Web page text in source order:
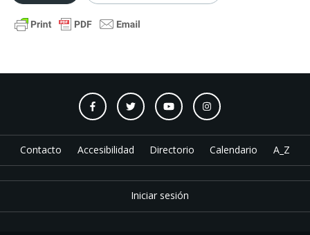
Contacto Accesibilidad Directorio Calendario A_Z
Iniciar sesión